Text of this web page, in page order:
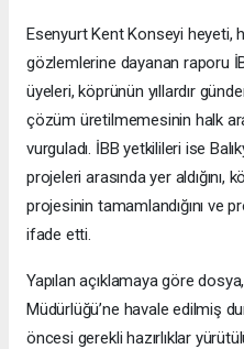
Esenyurt Kent Konseyi heyeti,
gözlemlerine dayanan raporu
üyeleri, köprünün yıllardır
çözüm üretilmemesinin halk
vurguladı. İBB yetkilileri ise
projeleri arasında yer aldığını,
projesinin tamamlandığını ve
ifade etti.
Yapılan açıklamaya göre dosya,
Müdürlüğü’ne havale edilmiş
öncesi gerekli hazırlıklar